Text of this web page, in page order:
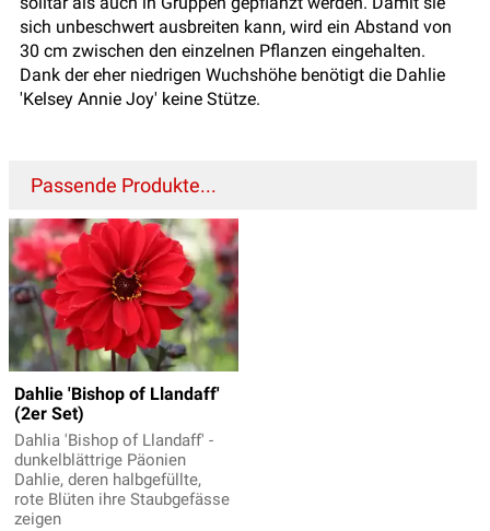
sich unbeschwert ausbreiten kann, wird ein Abstand von
30 cm zwischen den einzelnen Pflanzen eingehalten.
Dank der eher niedrigen Wuchshöhe benötigt die Dahlie
'Kelsey Annie Joy' keine Stütze.
Passende Produkte...
Dahlie 'Bishop of Llandaff'
(2er Set)
Dahlia 'Bishop of Llandaff' -
dunkelblättrige Päonien
Dahlie, deren halbgefüllte,
rote Blüten ihre Staubgefässe
zeigen